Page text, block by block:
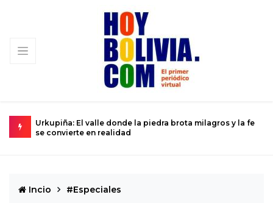
donde la piedra brota milagros y la fe
La ciencia se prepara
Incio #Especiales